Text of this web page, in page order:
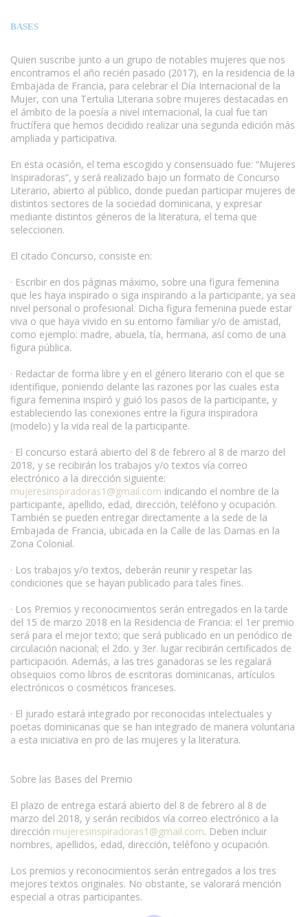
BASES
Quien suscribe junto a un grupo de notables mujeres que nos
encontramos el año recién pasado (2017), en la residencia de la
Embajada de Francia, para celebrar el Día Internacional de la
Mujer, con una Tertulia Literaria sobre mujeres destacadas en
el ámbito de la poesía a nivel internacional, la cual fue tan
fructífera que hemos decidido realizar una segunda edición más
ampliada y participativa.
En esta ocasión, el tema escogido y consensuado fue: “Mujeres
Inspiradoras”, y será realizado bajo un formato de Concurso
Literario, abierto al público, donde puedan participar mujeres de
distintos sectores de la sociedad dominicana, y expresar
mediante distintos géneros de la literatura, el tema que
seleccionen.
El citado Concurso, consiste en:
· Escribir en dos páginas máximo, sobre una figura femenina
que les haya inspirado o siga inspirando a la participante, ya sea
nivel personal o profesional. Dicha figura femenina puede estar
viva o que haya vivido en su entorno familiar y/o de amistad,
como ejemplo: madre, abuela, tía, hermana, así como de una
figura pública.
· Redactar de forma libre y en el género literario con el que se
identifique, poniendo delante las razones por las cuales esta
figura femenina inspiró y guió los pasos de la participante, y
estableciendo las conexiones entre la figura inspiradora
(modelo) y la vida real de la participante.
· El concurso estará abierto del 8 de febrero al 8 de marzo del
2018, y se recibirán los trabajos y/o textos vía correo
electrónico a la dirección siguiente:
mujeresinspiradoras1@gmail.com indicando el nombre de la
participante, apellido, edad, dirección, teléfono y ocupación.
También se pueden entregar directamente a la sede de la
Embajada de Francia, ubicada en la Calle de las Damas en la
Zona Colonial.
· Los trabajos y/o textos, deberán reunir y respetar las
condiciones que se hayan publicado para tales fines.
· Los Premios y reconocimientos serán entregados en la tarde
del 15 de marzo 2018 en la Residencia de Francia: el 1er premio
será para el mejor texto; que será publicado en un periódico de
circulación nacional; el 2do. y 3er. lugar recibirán certificados de
participación. Además, a las tres ganadoras se les regalará
obsequios como libros de escritoras dominicanas, artículos
electrónicos o cosméticos franceses.
· El jurado estará integrado por reconocidas intelectuales y
poetas dominicanas que se han integrado de manera voluntaria
a esta iniciativa en pro de las mujeres y la literatura.
Sobre las Bases del Premio
El plazo de entrega estará abierto del 8 de febrero al 8 de
marzo del 2018, y serán recibidos vía correo electrónico a la
dirección mujeresinspiradoras1@gmail.com. Deben incluir
nombres, apellidos, edad, dirección, teléfono y ocupación.
Los premios y reconocimientos serán entregados a los tres
mejores textos originales. No obstante, se valorará mención
especial a otras participantes.